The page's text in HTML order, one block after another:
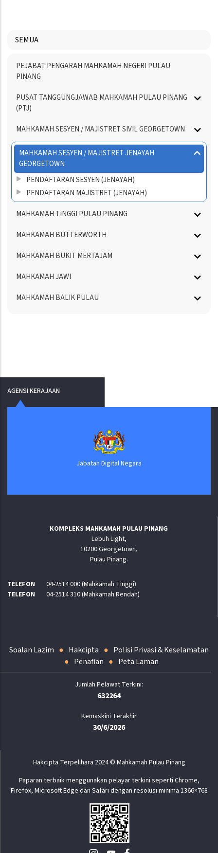
SEMUA
Menu
Directory
PEJABAT PENGARAH MAHKAMAH NEGERI PULAU
PINANG
PUSAT TANGGUNGJAWAB MAHKAMAH PULAU PINANG
(PTJ)
MAHKAMAH SESYEN / MAJISTRET SIVIL GEORGETOWN
MAHKAMAH SESYEN / MAJISTRET JENAYAH
GEORGETOWN
PENDAFTARAN SESYEN (JENAYAH)
PENDAFTARAN MAJISTRET (JENAYAH)
MAHKAMAH TINGGI PULAU PINANG
MAHKAMAH BUTTERWORTH
MAHKAMAH BUKIT MERTAJAM
MAHKAMAH JAWI
MAHKAMAH BALIK PULAU
AGENSI KERAJAAN
Jabatan Digital Negara
KOMPLEKS MAHKAMAH PULAU PINANG
Lebuh Light,
10200 Georgetown,
Pulau Pinang.
TELEFON
04-2514 000 (Mahkamah Tinggi)
TELEFON
04-2514 310 (Mahkamah Rendah)
Soalan Lazim Hakcipta
Polisi Privasi & Keselamatan
Penafian
Peta Laman
632264
Kemaskini Terakhir
30/6/2026
Hakcipta Terpelihara 2024 © Mahkamah Pulau Pinang
Paparan terbaik menggunakan pelayar terkini seperti Chrome,
Firefox, Microsoft Edge dan Safari dengan resolusi minima 1366×768